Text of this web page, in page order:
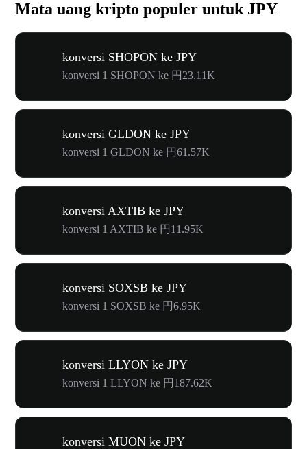
Mata uang kripto populer untuk JPY
konversi SHOPON ke JPY
konversi 1 SHOPON ke 円23.11K
konversi GLDON ke JPY
konversi 1 GLDON ke 円61.57K
konversi AXTIB ke JPY
konversi 1 AXTIB ke 円11.95K
konversi SOXSB ke JPY
konversi 1 SOXSB ke 円6.95K
konversi LLYON ke JPY
konversi 1 LLYON ke 円187.62K
konversi MUON ke JPY